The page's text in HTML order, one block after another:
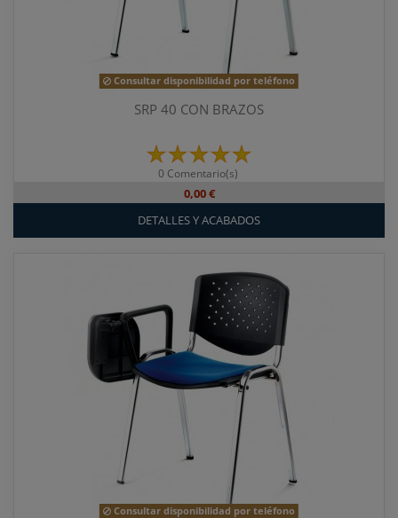
Consultar disponibilidad por teléfono
SRP 40 CON BRAZOS
0 Comentario(s)
0,00 €
DETALLES Y ACABADOS
Consultar disponibilidad por teléfono